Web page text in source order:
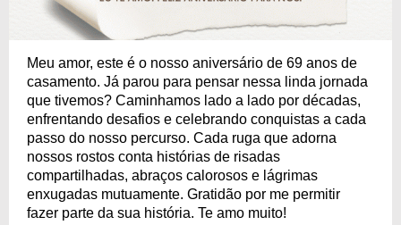
Meu amor, este é o nosso aniversário de 69 anos de
casamento. Já parou para pensar nessa linda jornada
que tivemos? Caminhamos lado a lado por décadas,
enfrentando desafios e celebrando conquistas a cada
passo do nosso percurso. Cada ruga que adorna
nossos rostos conta histórias de risadas
compartilhadas, abraços calorosos e lágrimas
enxugadas mutuamente. Gratidão por me permitir
fazer parte da sua história. Te amo muito!